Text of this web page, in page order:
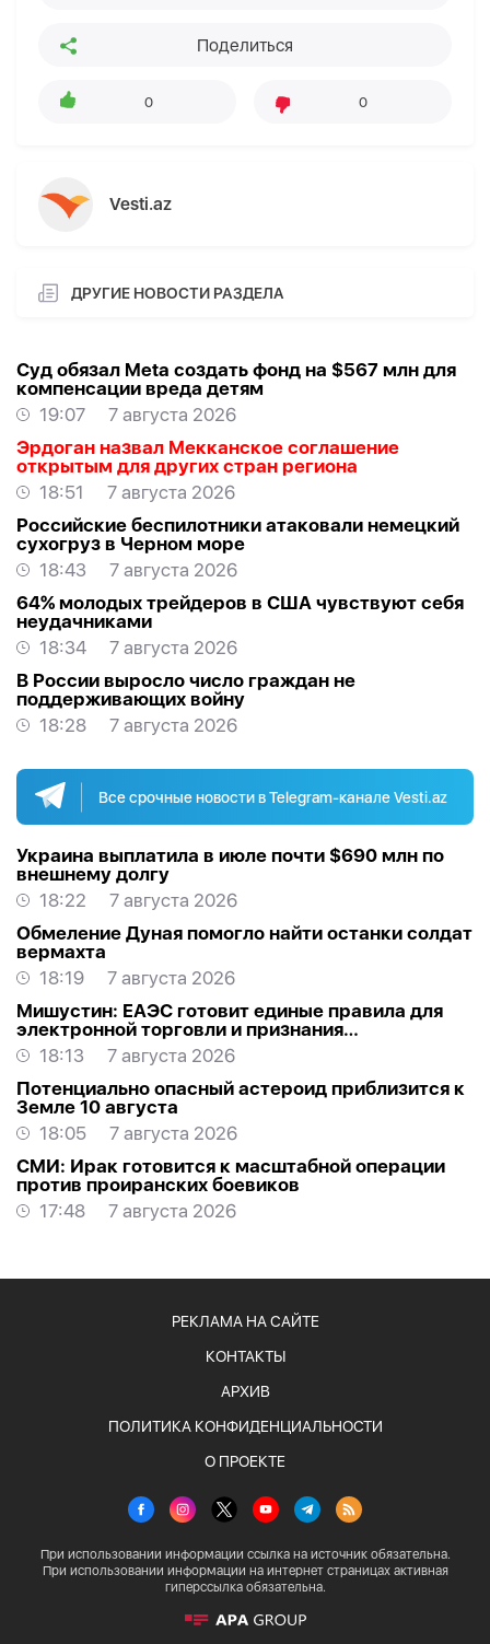
Поделиться
0 0
Vesti.az
ДРУГИЕ НОВОСТИ РАЗДЕЛА
Суд обязал Meta создать фонд на $567 млн для
компенсации вреда детям
19:07
7 августа 2026
Эрдоган назвал Мекканское соглашение
открытым для других стран региона
18:51
7 августа 2026
Российские беспилотники атаковали немецкий
сухогруз в Черном море
18:43
7 августа 2026
64% молодых трейдеров в США чувствуют себя
неудачниками
18:34
7 августа 2026
В России выросло число граждан не
поддерживающих войну
18:28
7 августа 2026
Все срочные новости в Telegram-канале Vesti.az
Украина выплатила в июле почти $690 млн по
внешнему долгу
18:22
7 августа 2026
Обмеление Дуная помогло найти останки солдат
вермахта
18:19
7 августа 2026
Мишустин: ЕАЭС готовит единые правила для
электронной торговли и признания
квалификаций
18:13
7 августа 2026
Потенциально опасный астероид приблизится к
Земле 10 августа
18:05
7 августа 2026
СМИ: Ирак готовится к масштабной операции
против проиранских боевиков
17:48
7 августа 2026
РЕКЛАМА НА САЙТЕ
КОНТАКТЫ
АРХИВ
ПОЛИТИКА КОНФИДЕНЦИАЛЬНОСТИ
О ПРОЕКТЕ
При использовании информации ссылка на источник обязательна.
При использовании информации на интернет страницах активная
гиперссылка обязательна.